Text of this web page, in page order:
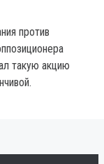
против
такую акцию